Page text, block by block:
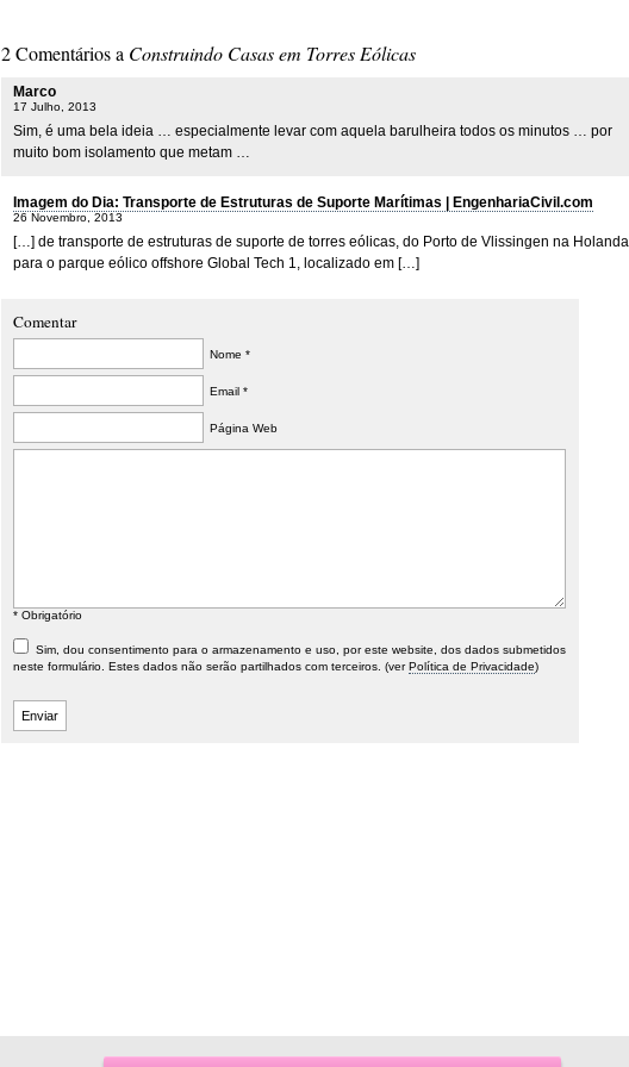
civil
altura
2 Comentários a Construindo Casas em Torres Eólicas
Marco
17 Julho, 2013
Sim, é uma bela ideia … especialmente levar com aquela barulheira todos os minutos … por
muito bom isolamento que metam …
Imagem do Dia: Transporte de Estruturas de Suporte Marítimas | EngenhariaCivil.com
26 Novembro, 2013
[…] de transporte de estruturas de suporte de torres eólicas, do Porto de Vlissingen na Holanda,
para o parque eólico offshore Global Tech 1, localizado em […]
Comentar
Nome *
Email *
Página Web
* Obrigatório
Sim, dou consentimento para o armazenamento e uso, por este website, dos dados submetidos
neste formulário. Estes dados não serão partilhados com terceiros. (verPolítica de Privacidade)